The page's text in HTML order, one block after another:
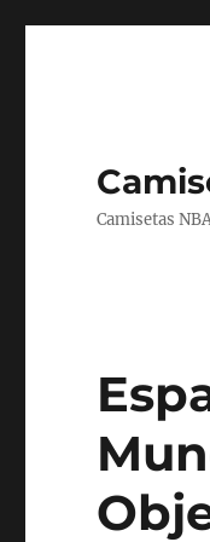
Camisetas